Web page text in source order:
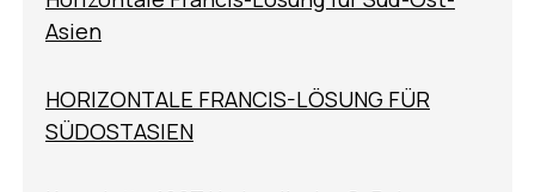
Asien
HORIZONTALE FRANCIS-LÖSUNG FÜR
SÜDOSTASIEN